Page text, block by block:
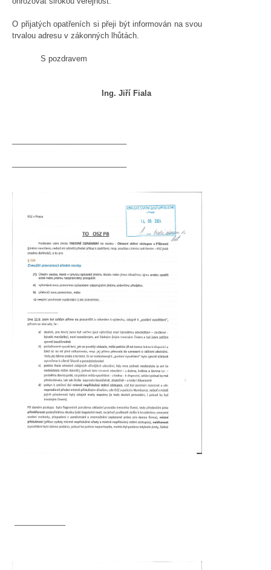
O přijatých opatřeních si přeji být informován na svou
trvalou adresu v zákonných lhůtách.
S pozdravem
Ing. Jiří Fiala